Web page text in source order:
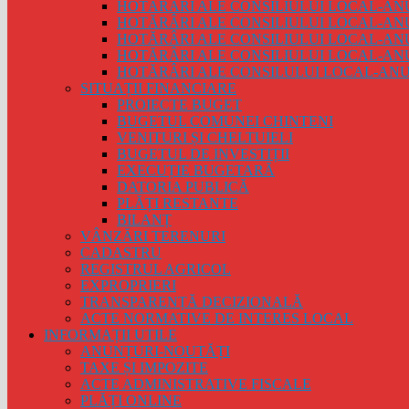
HOTĂRÂRI ALE CONSILIULUI LOCAL-
HOTĂRÂRI ALE CONSILIULUI LOCAL-
HOTĂRÂRI ALE CONSILIULUI LOCAL-
HOTĂRÂRI ALE CONSILIULUI LOCAL-
HOTĂRÂRI ALE CONSILULUI LOCAL-
SITUAȚII FINANCIARE
PROIECTE BUGET
BUGETUL COMUNEI CHINTENI
VENITURI ȘI CHELTUIELI
BUGETUL DE INVESTIȚII
EXECUȚIE BUGETARĂ
DATORIA PUBLICĂ
PLĂȚI RESTANTE
BILANȚ
VÂNZĂRI TERENURI
CADASTRU
REGISTRUL AGRICOL
EXPROPRIERI
TRANSPARENȚĂ DECIZIONALĂ
ACTE NORMATIVE DE INTERES LOCAL
INFORMAȚII UTILE
ANUNȚURI-NOUTĂȚI
TAXE ȘI IMPOZITE
ACTE ADMINISTRATIVE FISCALE
PLĂȚI ONLINE